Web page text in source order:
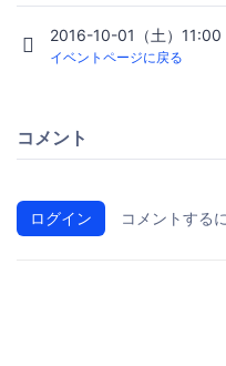
2016-10-01（土）
イベントページに戻る
コメント
ログイン コメントする